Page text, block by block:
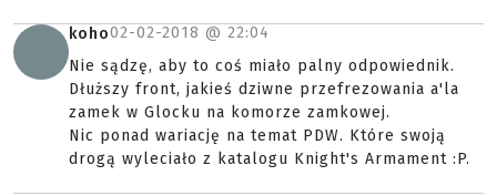
koho02-02-2018 @ 22:04
Nie sądzę, aby to coś miało palny odpowiednik.
Dłuższy front, jakieś dziwne przefrezowania a'la
zamek w Glocku na komorze zamkowej.
Nic ponad wariację na temat PDW. Które swoją
drogą wyleciało z katalogu Knight's Armament :P.